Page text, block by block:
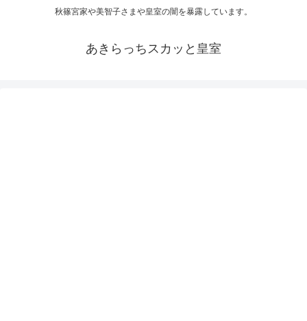
秋篠宮家や美智子さまや皇室の闇を暴露しています。
あきらっちスカッと皇室